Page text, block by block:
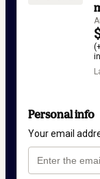
Personal info
Your email